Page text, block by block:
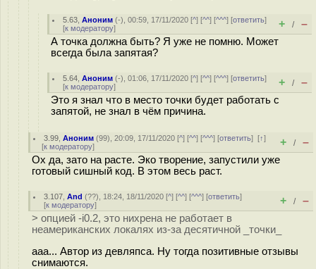
5.63 ,Аноним (-), 00:59, 17/11/2020 [^] [^^] [^^^] [ответить]
[к модератору] + / –
А точка должна быть? Я уже не помню. Может
всегда была запятая?
5.64 ,Аноним (-), 01:06, 17/11/2020 [^] [^^] [^^^] [ответить]
[к модератору] + / –
Это я знал что в место точки будет работать с
запятой, не знал в чём причина.
3.99 ,Аноним (99), 20:09, 17/11/2020 [^] [^^] [^^^] [ответить][↑]
[к модератору] + / –
Ох да, зато на расте. Эко творение, запустили уже
готовый сишный код. В этом весь раст.
3.107 ,And (??), 18:24, 18/11/2020 [^] [^^] [^^^] [ответить]
[к модератору] + / –
> опцией -i0.2, это нихрена не работает в
неамериканских локалях из-за десятичной _точки_
ааа... Автор из девляпса. Ну тогда позитивные отзывы
снимаются.